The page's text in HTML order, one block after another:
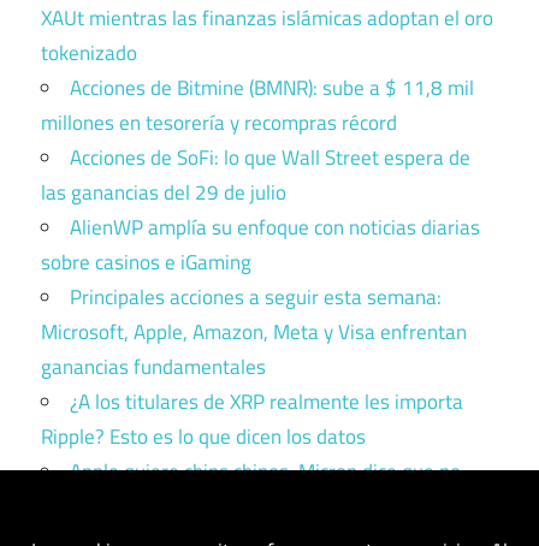
XAUt mientras las finanzas islámicas adoptan el oro
tokenizado
Acciones de Bitmine (BMNR): sube a $ 11,8 mil
millones en tesorería y recompras récord
Acciones de SoFi: lo que Wall Street espera de
las ganancias del 29 de julio
AlienWP amplía su enfoque con noticias diarias
sobre casinos e iGaming
Principales acciones a seguir esta semana:
Microsoft, Apple, Amazon, Meta y Visa enfrentan
ganancias fundamentales
¿A los titulares de XRP realmente les importa
Ripple? Esto es lo que dicen los datos
Apple quiere chips chinos. Micron dice que no.